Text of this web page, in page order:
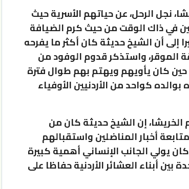
نجل الرحل، عن حياتهم الأسرية حيث
في ذاك الوقت من حيث كرم الضيافة
إلى أن الشيخ حديثة كان أكثر ما يفرحه
واستذكر قدوم الوفود من
كان يأويهم ويهتم بهم طوال فترة
كواحد من الأردنيين الأوفياء
إن الشيخ حديثة كان من
أخبار المناضلين واستقبالهم
يولي الجانب الإنساني أهمية كبيرة
أبناء العشائر الأردنية حفاظا على